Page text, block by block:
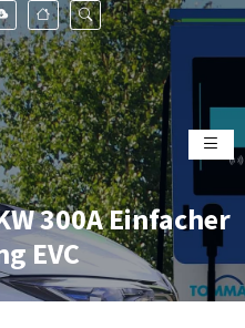
300A Einfacher
EVC